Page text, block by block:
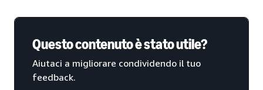
Questo contenuto è stato utile?
Aiutaci a migliorare condividendo il tuo
feedback.